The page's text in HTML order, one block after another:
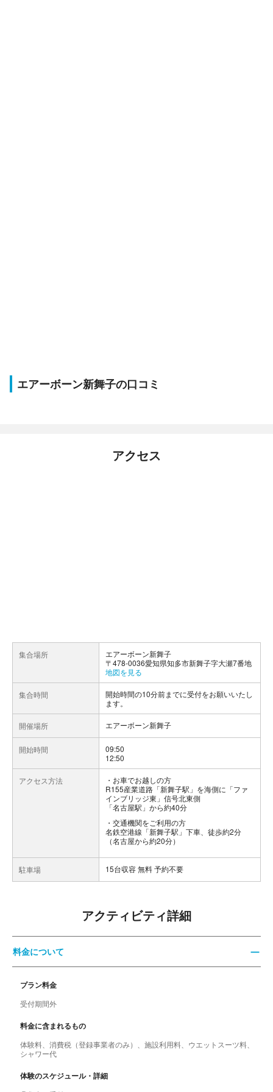
エアーボーン新舞子の口コミ
アクセス
集合場所
エアーボーン新舞子
〒478-0036愛知県知多市新舞子字大瀬7番地
地図を見る
集合時間
開始時間の10分前までに受付をお願いいたし
ます。
開催場所 エアーボーン新舞子
開始時間
09:50
12:50
アクセス方法
お車でお越しの方
R155産業道路「新舞子駅」を海側に「ファ
インブリッジ東」信号北東側
「名古屋駅」から約40分
交通機関をご利用の方
名鉄空港線「新舞子駅」下車、徒歩約2分
（名古屋から約20分）
駐車場 15台収容 無料 予約不要
アクティビティ詳細
料金について
プラン料金
受付期間外
料金に含まれるもの
体験料、消費税（登録事業者のみ）、施設利用料、ウエットスーツ料、
シャワー代
体験のスケジュール・詳細